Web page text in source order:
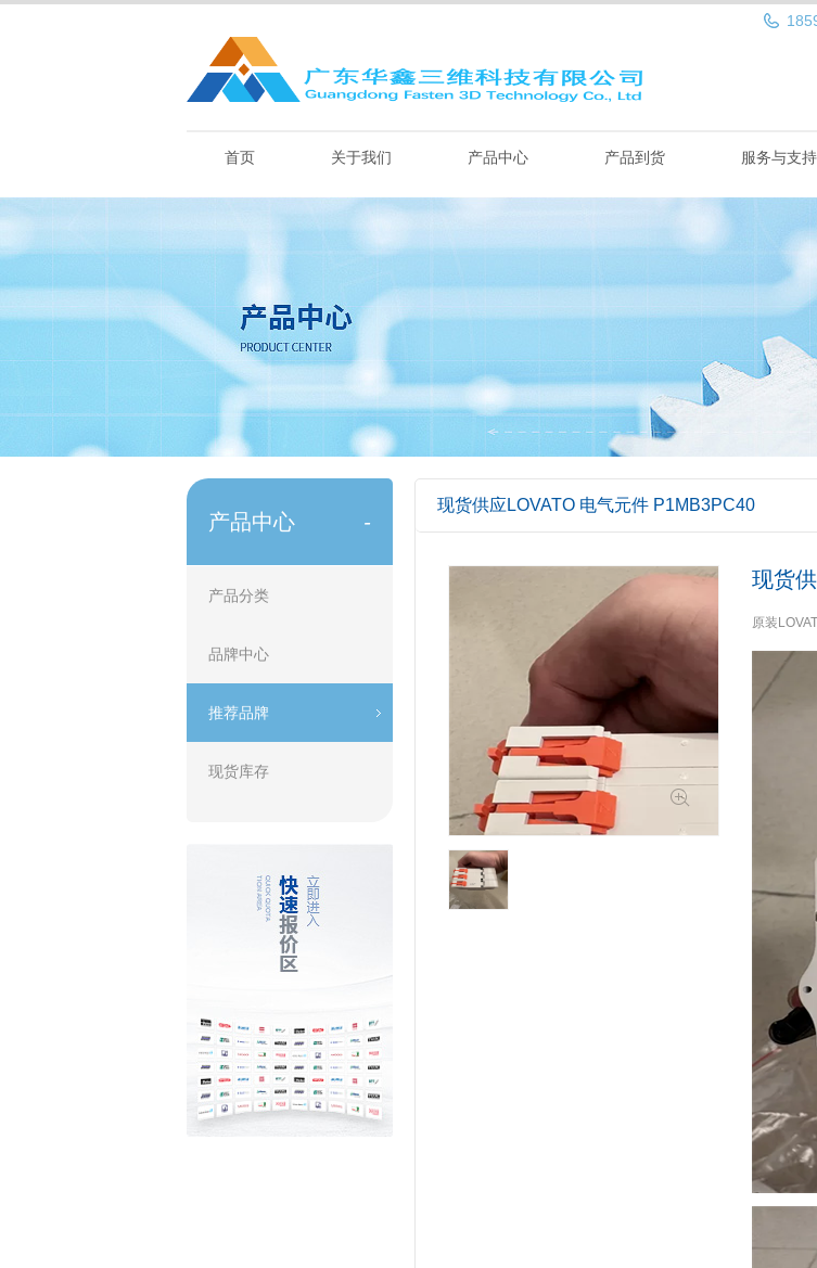
首页 关于我们 产品中心 产品到货 服务与支持
产品中心 -
产品分类
品牌中心
推荐品牌
现货库存
现货供应LOVATO 电气元件 P1MB3PC40
现货
原装